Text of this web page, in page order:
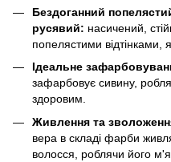
Бездоганний
русявий: насичений,
попелястими відтінками,
Ідеальне
зафарбовує сивину,
здоровим.
Живлення та
вера в складі фарби
волосся, роблячи його